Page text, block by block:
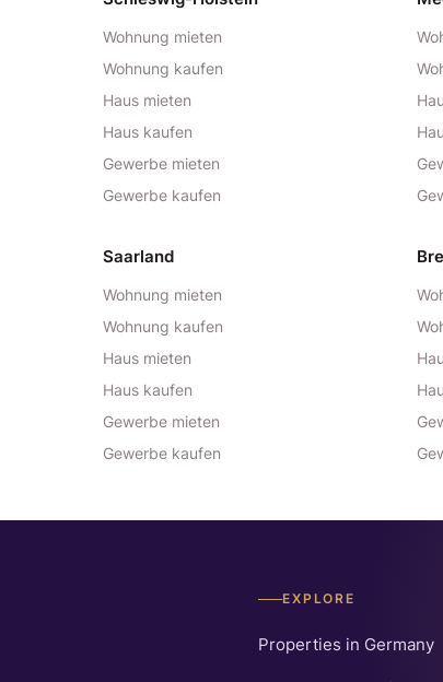
Wohnung mieten
Wohnung kaufen
Haus mieten
Haus kaufen
Gewerbe mieten
Gewerbe kaufen
Saarland
Wohnung mieten
Wohnung kaufen
Haus mieten
Haus kaufen
Gewerbe mieten
Gewerbe kaufen
EXPLORE
Properties in Germany